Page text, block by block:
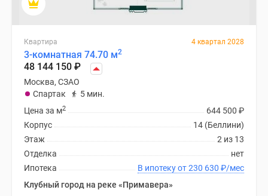
Квартира 4 квартал 2028
3-комнатная 74.70 м2
48 144 150 ₽
Москва, СЗАО
Спартак
5 мин.
644 500 ₽
Цена за м2
14 (Беллини)
Корпус
2 из 13
Этаж
нет
Отделка
В ипотеку от 230 630 ₽/мес
Ипотека
Клубный город на реке «Примавера»